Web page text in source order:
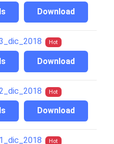
Download
Hot
Download
Hot
Download
Hot